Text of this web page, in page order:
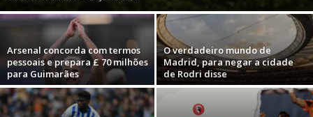
Arsenal concorda com termos
pessoais e prepara £ 70 milhões
para Guimarães
O verdadeiro mundo de
Madrid, para negar a cidade
de Rodri disse